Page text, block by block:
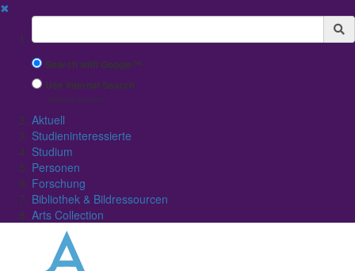
✖
Suchbegriff
Search with Google™
Use Internal Search
(limited result quality)
Aktuell
Studieninteressierte
Studium
Personen
Forschung
Bibliothek & Bildressourcen
Arts Collection